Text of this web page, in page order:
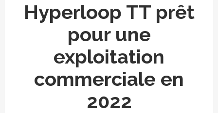
Hyperloop TT prêt
pour une
exploitation
commerciale en
2022